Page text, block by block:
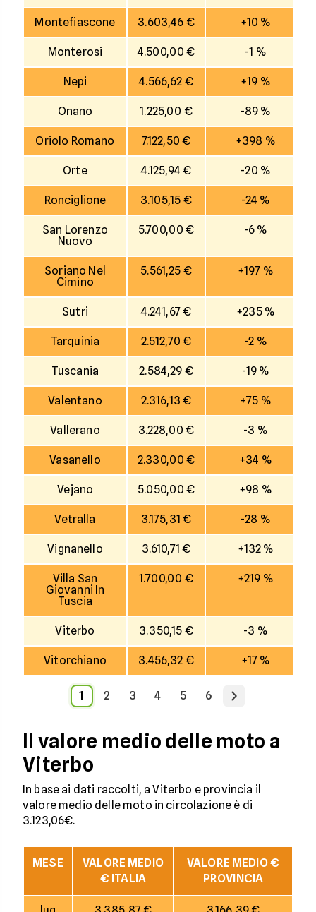
Montefiascone 3.603,46 € +10 %
Monterosi 4.500,00 € -1 %
Nepi 4.566,62 € +19 %
Onano 1.225,00 € -89 %
Oriolo Romano 7.122,50 € +398 %
Orte 4.125,94 € -20 %
Ronciglione 3.105,15 € -24 %
San Lorenzo
Nuovo
5.700,00 € -6 %
Soriano Nel
Cimino
5.561,25 € +197 %
Sutri 4.241,67 € +235 %
Tarquinia 2.512,70 € -2 %
Tuscania 2.584,29 € -19 %
Valentano 2.316,13 € +75 %
Vallerano 3.228,00 € -3 %
Vasanello 2.330,00 € +34 %
Vejano 5.050,00 € +98 %
Vetralla 3.175,31 € -28 %
Vignanello 3.610,71 € +132 %
Villa San
Giovanni In
Tuscia
1.700,00 € +219 %
Viterbo 3.350,15 € -3 %
Vitorchiano 3.456,32 € +17 %
1 2 3 4 5 6
Il valore medio delle moto a
Viterbo
In base ai dati raccolti, a Viterbo e provincia il
valore medio delle moto in circolazione è di
3.123,06€.
MESE
VALORE MEDIO
€ ITALIA
VALORE MEDIO €
PROVINCIA